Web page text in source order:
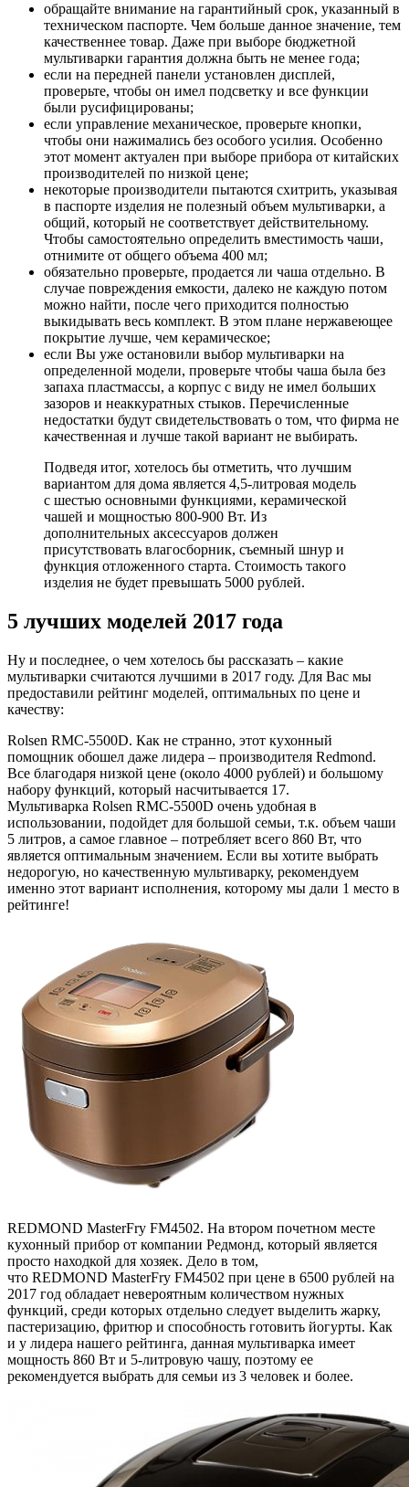
обращайте внимание на гарантийный срок, указанный в
техническом паспорте. Чем больше данное значение, тем
качественнее товар. Даже при выборе бюджетной
мультиварки гарантия должна быть не менее года;
если на передней панели установлен дисплей,
проверьте, чтобы он имел подсветку и все функции
были русифицированы;
если управление механическое, проверьте кнопки,
чтобы они нажимались без особого усилия. Особенно
этот момент актуален при выборе прибора от китайских
производителей по низкой цене;
некоторые производители пытаются схитрить, указывая
в паспорте изделия не полезный объем мультиварки, а
общий, который не соответствует действительному.
Чтобы самостоятельно определить вместимость чаши,
отнимите от общего объема 400 мл;
обязательно проверьте, продается ли чаша отдельно. В
случае повреждения емкости, далеко не каждую потом
можно найти, после чего приходится полностью
выкидывать весь комплект. В этом плане нержавеющее
покрытие лучше, чем керамическое;
если Вы уже остановили выбор мультиварки на
определенной модели, проверьте чтобы чаша была без
запаха пластмассы, а корпус с виду не имел больших
зазоров и неаккуратных стыков. Перечисленные
недостатки будут свидетельствовать о том, что фирма не
качественная и лучше такой вариант не выбирать.
Подведя итог, хотелось бы отметить, что лучшим
вариантом для дома является 4,5-литровая модель
с шестью основными функциями, керамической
чашей и мощностью 800-900 Вт. Из
дополнительных аксессуаров должен
присутствовать влагосборник, съемный шнур и
функция отложенного старта. Стоимость такого
изделия не будет превышать 5000 рублей.
5 лучших моделей 2017 года
Ну и последнее, о чем хотелось бы рассказать – какие
мультиварки считаются лучшими в 2017 году. Для Вас мы
предоставили рейтинг моделей, оптимальных по цене и
качеству:
Rolsen RMC-5500D. Как не странно, этот кухонный
помощник обошел даже лидера – производителя Redmond.
Все благодаря низкой цене (около 4000 рублей) и большому
набору функций, который насчитывается 17.
Мультиварка Rolsen RMC-5500D очень удобная в
использовании, подойдет для большой семьи, т.к. объем чаши
5 литров, а самое главное – потребляет всего 860 Вт, что
является оптимальным значением. Если вы хотите выбрать
недорогую, но качественную мультиварку, рекомендуем
именно этот вариант исполнения, которому мы дали 1 место в
рейтинге!
REDMOND MasterFry FM4502. На втором почетном месте
кухонный прибор от компании Редмонд, который является
просто находкой для хозяек. Дело в том,
что REDMOND MasterFry FM4502 при цене в 6500 рублей на
2017 год обладает невероятным количеством нужных
функций, среди которых отдельно следует выделить жарку,
пастеризацию, фритюр и способность готовить йогурты. Как
и у лидера нашего рейтинга, данная мультиварка имеет
мощность 860 Вт и 5-литровую чашу, поэтому ее
рекомендуется выбрать для семьи из 3 человек и более.